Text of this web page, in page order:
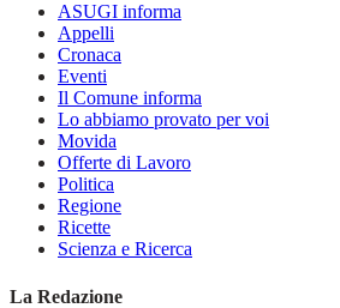
ASUGI informa
Appelli
Cronaca
Eventi
Il Comune informa
Lo abbiamo provato per voi
Movida
Offerte di Lavoro
Politica
Regione
Ricette
Scienza e Ricerca
La Redazione